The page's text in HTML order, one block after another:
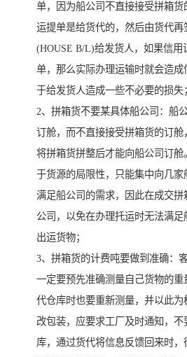
单，因为船公司不直接接受拼箱
运提单是给货代的，然后由货代再
(HOUSE B/L)给发货人，如果信用
单，那么实际办理运输时就会造成
于给发货人造成一些不必要的损失；
2、拼箱货不要某具体船公司：船
订舱，而不直接接受拼箱货的订
将拼箱货拼整后才能向船公司订舱
于货源的局限性，只能集中向几
满足船公司的需求，因此在成交
公司，以免在办理托运时无法满
出运货物；
3、拼箱货的计费吨要做到准确：
一定要预先准确测量自己货物的
代仓库时也要重新测量，并以此为
改包装，应要求工厂及时通知，
库，通过货代将信息反馈回来时，